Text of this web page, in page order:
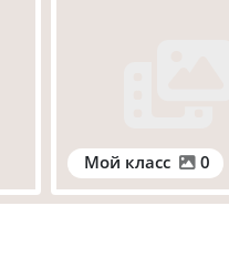
Мой класс 0